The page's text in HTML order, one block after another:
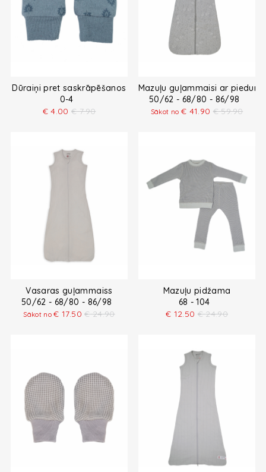
Dūraiņi pret saskrāpēšanos
0-4
€ 4.00 € 7.90
Mazuļu guļammaisi ar
50/62 - 68/80 - 86/98
Sākot no € 41.90 € 59.90
Vasaras guļammaiss
50/62 - 68/80 - 86/98
Sākot no€ 17.50 € 24.90
Mazuļu pidžama
68 - 104
€ 12.50 € 24.90